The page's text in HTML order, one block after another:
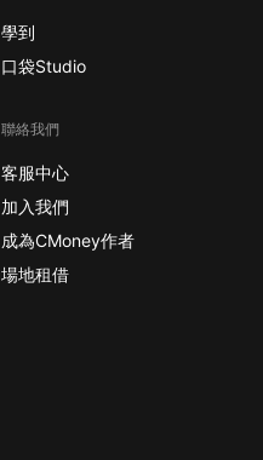
學到
口袋Studio
聯絡我們
客服中心
加入我們
成為CMoney作者
場地租借